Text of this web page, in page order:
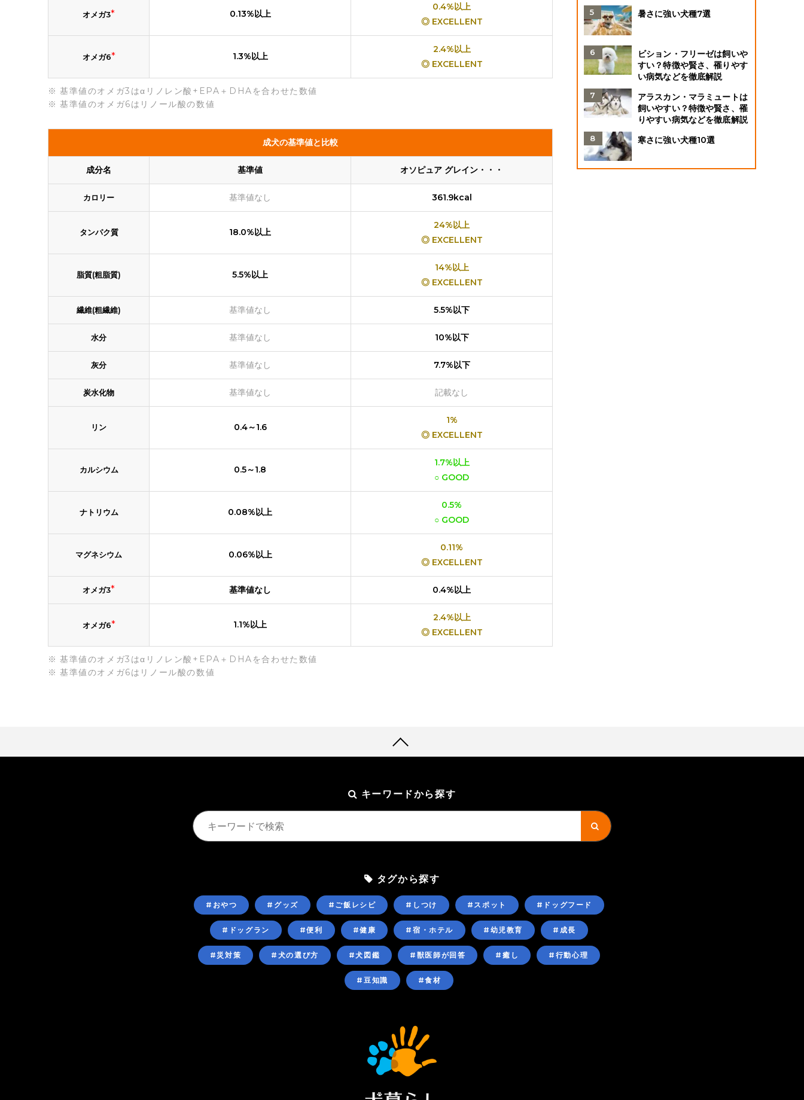
オメガ3* 0.13%以上
0.4%以上
◎ EXCELLENT
オメガ6* 1.3%以上
2.4%以上
◎ EXCELLENT
基準値のオメガ3はαリノレン酸+EPA＋DHAを合わせた数値
基準値のオメガ6はリノール酸の数値
成犬の基準値と比較
成分名 基準値 オソピュア グレイン・・・
カロリー 基準値なし 361.9kcal
タンパク質 18.0%以上
24%以上
◎ EXCELLENT
脂質(粗脂質) 5.5%以上
14%以上
◎ EXCELLENT
繊維(粗繊維) 基準値なし 5.5%以下
水分 基準値なし 10%以下
灰分 基準値なし 7.7%以下
炭水化物 基準値なし 記載なし
リン 0.4～1.6
1%
◎ EXCELLENT
カルシウム 0.5～1.8
1.7%以上
○ GOOD
ナトリウム 0.08%以上
0.5%
○ GOOD
マグネシウム 0.06%以上
0.11%
◎ EXCELLENT
オメガ3* 基準値なし 0.4%以上
オメガ6* 1.1%以上
2.4%以上
◎ EXCELLENT
基準値のオメガ3はαリノレン酸+EPA＋DHAを合わせた数値
基準値のオメガ6はリノール酸の数値
暑さに強い犬種7選
ビション・フリーゼは飼いや
すい？特徴や賢さ、罹りやす
い病気などを徹底解説
アラスカン・マラミュートは
飼いやすい？特徴や賢さ、罹
りやすい病気などを徹底解説
寒さに強い犬種10選
キーワードから探す
タグから探す
#おやつ #グッズ #ご飯レシピ #しつけ #スポット #ドッグフード
#ドッグラン #便利 #健康 #宿・ホテル #幼児教育 #成長
#災対策 #犬の選び方 #犬図鑑 #獣医師が回答 #癒し #行動心理
#豆知識 #食材